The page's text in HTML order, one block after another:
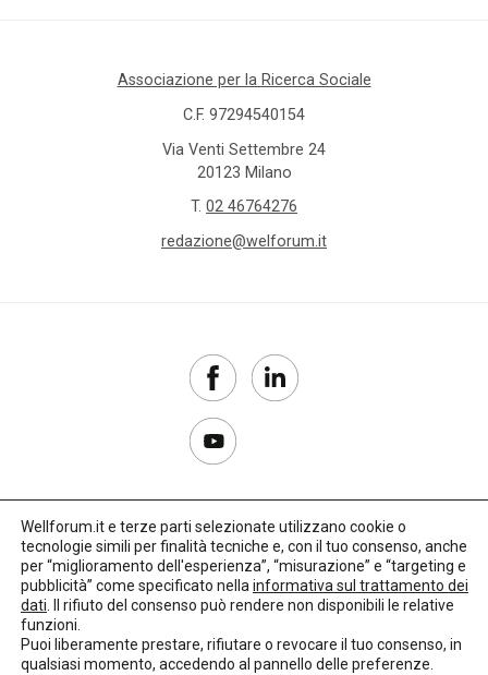
Associazione per la Ricerca Sociale
C.F. 97294540154
Via Venti Settembre 24
20123 Milano
T. 02 46764276
redazione@welforum.it
Copyright 2017–2026
Privacy Policy
Credits: LO Studio
Wellforum.it e terze parti selezionate utilizzano cookie o
tecnologie simili per finalità tecniche e, con il tuo consenso, anche
per “miglioramento dell'esperienza”, “misurazione” e “targeting e
pubblicità” come specificato nella informativa sul trattamento dei
dati . Il rifiuto del consenso può rendere non disponibili le relative
funzioni.
Puoi liberamente prestare, rifiutare o revocare il tuo consenso, in
qualsiasi momento, accedendo al pannello delle preferenze.